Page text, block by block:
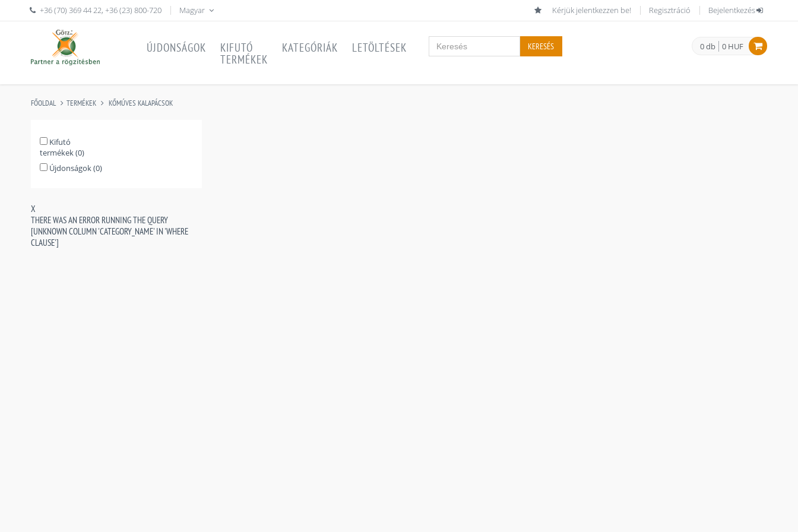
+36 (70) 369 44 22,+36 (23) 800-720 Magyar Kérjük jelentkezzen be! Regisztráció Bejelentkezés
0 db 0 HUF
ÚJDONSÁGOK
KIFUTÓ
TERMÉKEK
KATEGÓRIÁK LETÖLTÉSEK KERESÉS
FŐOLDAL TERMÉKEK KŐMÚVES KALAPÁCSOK
Kifutó
termékek (0)
Újdonságok (0)
X
THERE WAS AN ERROR RUNNING THE QUERY
[UNKNOWN COLUMN 'CATEGORY_NAME' IN 'WHERE
CLAUSE']